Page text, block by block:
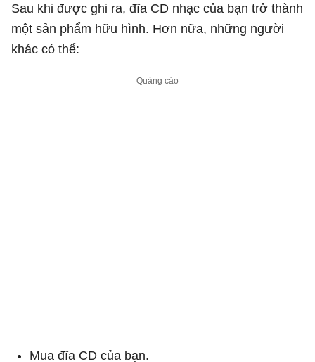
Sau khi được ghi ra, đĩa CD nhạc của bạn trở thành
một sản phẩm hữu hình. Hơn nữa, những người
khác có thể:
Mua đĩa CD của bạn.